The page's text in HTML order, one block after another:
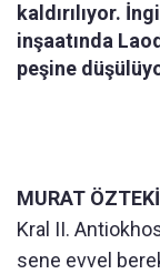
kaldırılıyor.
inşaatında
peşine
MURAT
Kral II.
sene evvel